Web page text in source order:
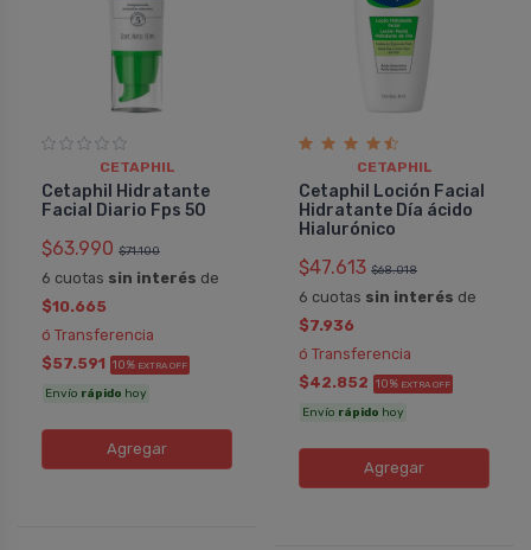
CETAPHIL
Cetaphil Hidratante
Facial Diario Fps 50
$63.990 $71.100
6 cuotas sin interés de
$10.665
ó Transferencia
$57.591 10% EXTRA OFF
Envío rápido hoy
Agregar
CETAPHIL
Cetaphil Loción Facial
Hidratante Dí­a ácido
Hialurónico
$47.613 $68.018
6 cuotas sin interés de
$7.936
ó Transferencia
$42.852 10% EXTRA OFF
Envío rápido hoy
Agregar